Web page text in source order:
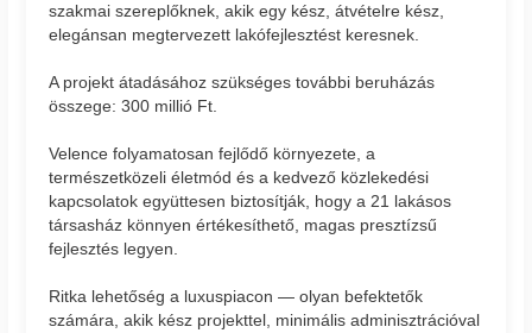
szakmai szereplőknek, akik egy kész, átvételre kész,
elegánsan megtervezett lakófejlesztést keresnek.
A projekt átadásához szükséges további beruházás
összege: 300 millió Ft.
Velence folyamatosan fejlődő környezete, a
természetközeli életmód és a kedvező közlekedési
kapcsolatok együttesen biztosítják, hogy a 21 lakásos
társasház könnyen értékesíthető, magas presztízsű
fejlesztés legyen.
Ritka lehetőség a luxuspiacon — olyan befektetők
számára, akik kész projekttel, minimális adminisztrációval